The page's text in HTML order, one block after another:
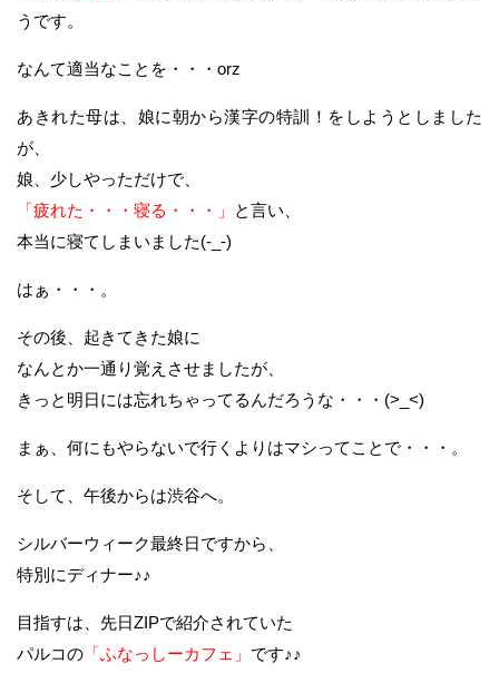
うです。
なんて適当なことを・・・orz
あきれた母は、娘に朝から漢字の特訓！をしようとしました
が、
娘、少しやっただけで、
「疲れた・・・寝る・・・」
と言い、
本当に寝てしまいました(-_-)
はぁ・・・。
その後、起きてきた娘に
なんとか一通り覚えさせましたが、
きっと明日には忘れちゃってるんだろうな・・・(>_<)
まぁ、何にもやらないで行くよりはマシってことで・・・。
そして、午後からは渋谷へ。
シルバーウィーク最終日ですから、
特別にディナー♪♪
目指すは、先日ZIPで紹介されていた
パルコの 「ふなっしーカフェ」 です♪♪